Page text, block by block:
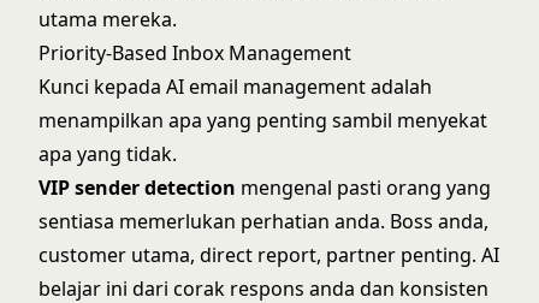
utama mereka.
Priority-Based Inbox Management
Kunci kepada AI email management adalah
menampilkan apa yang penting sambil menyekat
apa yang tidak.
VIP sender detection mengenal pasti orang yang
sentiasa memerlukan perhatian anda. Boss anda,
customer utama, direct report, partner penting. AI
belajar ini dari corak respons anda dan konsisten